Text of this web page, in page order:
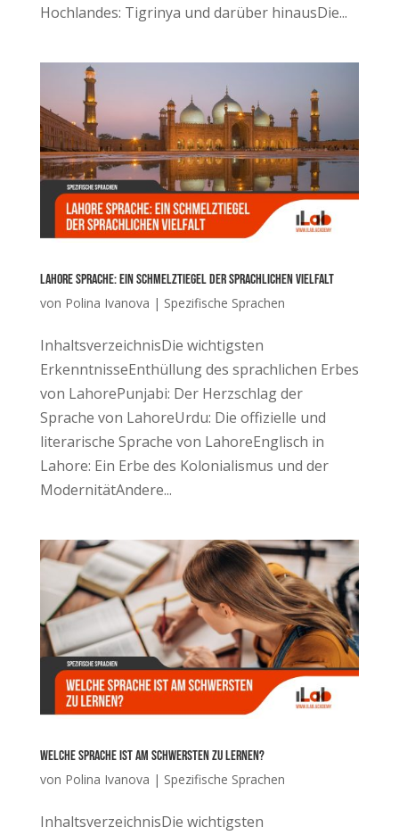
Hochlandes: Tigrinya und darüber hinausDie...
Lahore Sprache: Ein Schmelztiegel der sprachlichen Vielfalt
von Polina Ivanova | Spezifische Sprachen
InhaltsverzeichnisDie wichtigsten
ErkenntnisseEnthüllung des sprachlichen Erbes
von LahorePunjabi: Der Herzschlag der
Sprache von LahoreUrdu: Die offizielle und
literarische Sprache von LahoreEnglisch in
Lahore: Ein Erbe des Kolonialismus und der
ModernitätAndere...
Welche Sprache ist am schwersten zu lernen?
von Polina Ivanova | Spezifische Sprachen
InhaltsverzeichnisDie wichtigsten